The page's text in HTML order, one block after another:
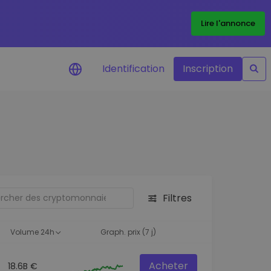
Lire l'annonce
d'investissement
Des informations pertinentes pour
Identification Inscription
Filtres
Volume 24h Graph. prix (7 j)
18.6B € Acheter